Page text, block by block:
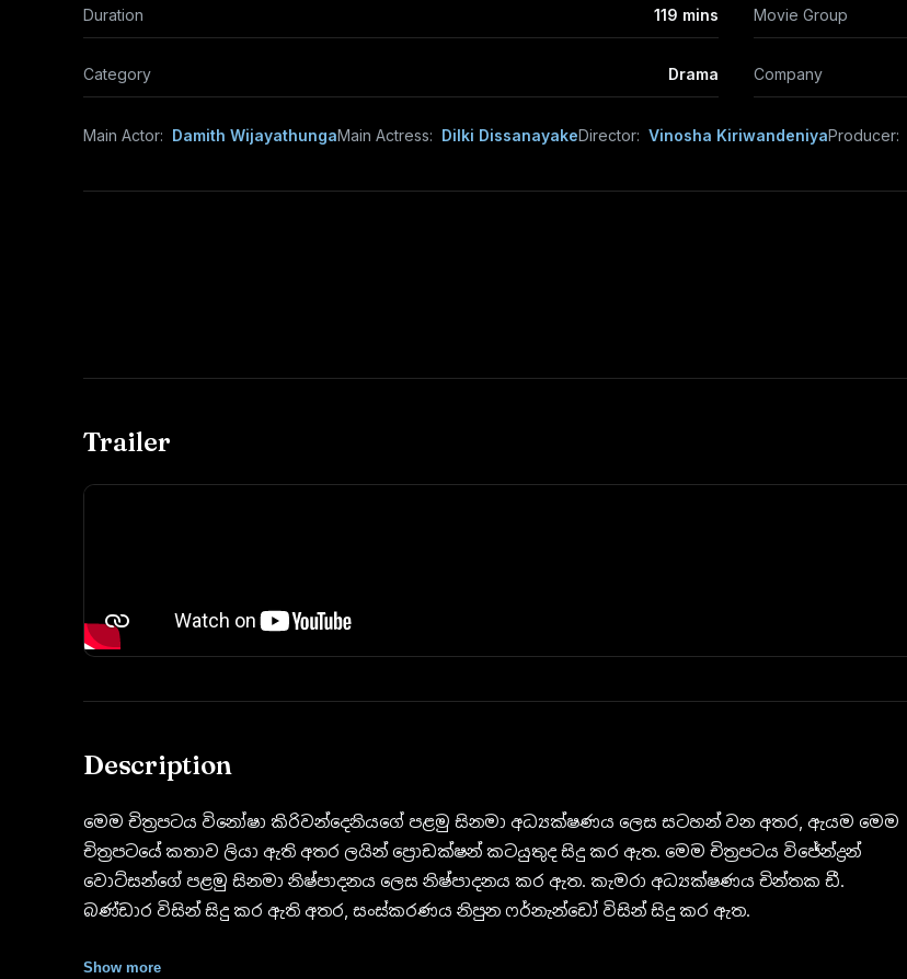
Duration 119 mins Movie Group
Category Drama Company
Main Actor: Damith WijayathungaMain Actress: Dilki DissanayakeDirector: Vinosha KiriwandeniyaProducer:
Trailer
Description
මෙම චිත්‍රපටය විනෝෂා කිරිවන්දෙනියගේ පළමු සිනමා අධ්‍යක්ෂණය ලෙස සටහන් වන අතර, ඇයම මෙම
චිත්‍රපටයේ කතාව ලියා ඇති අතර ලයින් ප්‍රොඩක්ෂන් කටයුතුද සිදු කර ඇත. මෙම චිත්‍රපටය විජේන්ද්‍රන්
වොට්සන්ගේ පළමු සිනමා නිෂ්පාදනය ලෙස නිෂ්පාදනය කර ඇත. කැමරා අධ්‍යක්ෂණය චින්තක ඩී.
බණ්ඩාර විසින් සිදු කර ඇති අතර, සංස්කරණය නිපුන ෆර්නැන්ඩෝ විසින් සිදු කර ඇත.
පළමු සහාය අධ්‍යක්ෂවරයා ලෙස ප්‍රදීප් කේ. රාජපක්ෂ කටයුතු කර ඇති අතර, දෙවන සහාය අධ්‍යක්ෂකවරු
Show more